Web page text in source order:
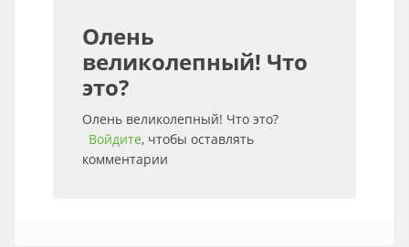
Олень
великолепный! Что
это?
Олень великолепный! Что это?
Войдите, чтобы оставлять
комментарии